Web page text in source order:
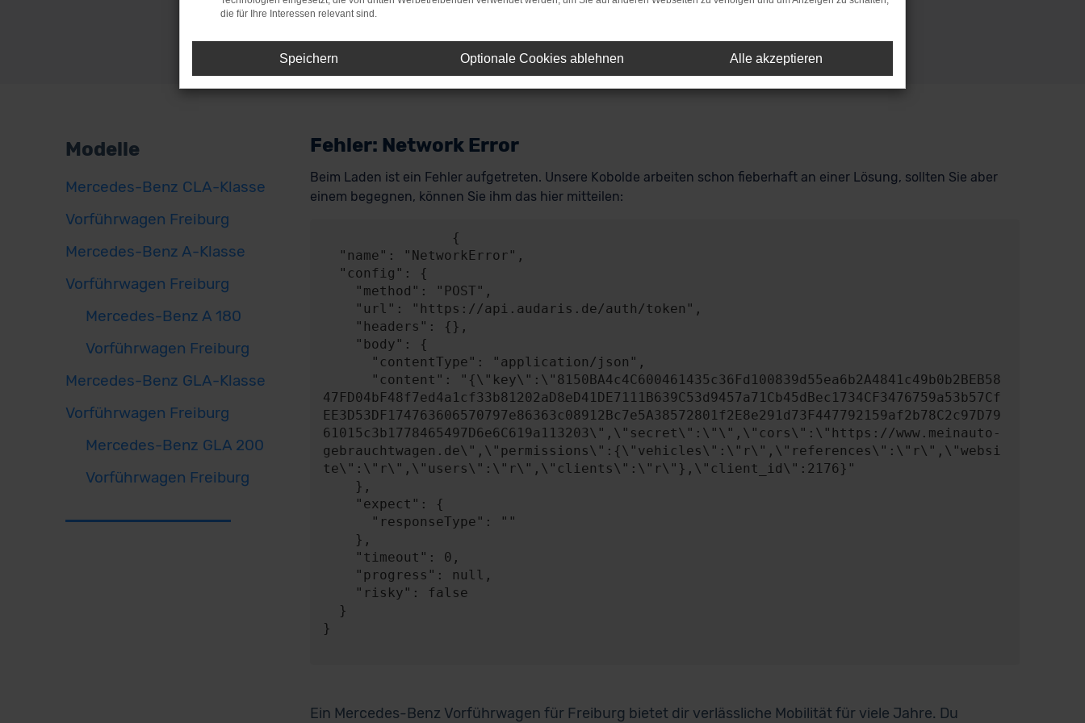
Modelle
Mercedes-Benz CLA-Klasse
Vorführwagen Freiburg
Mercedes-Benz A-Klasse
Vorführwagen Freiburg
Mercedes-Benz A 180
Vorführwagen Freiburg
Mercedes-Benz GLA-Klasse
Vorführwagen Freiburg
Mercedes-Benz GLA 200
Vorführwagen Freiburg
Fehler: Network Error
Beim Laden ist ein Fehler aufgetreten. Unsere Kobolde arbeiten schon fieberhaft an einer Lösung, sollten Sie aber
einem begegnen, können Sie ihm das hier mitteilen:
47FD04bF48f7ed4a1cf33b81202aD8eD41DE7111B639C53d9457a71Cb45dBec1734CF3476759a53b57Cf
EE3D53DF174763606570797e86363c08912Bc7e5A38572801f2E8e291d73F447792159af2b78C2c97D79
61015c3b1778465497D6e6C619a113203\",\"secret\":\"\",\"cors\":\"https://www.meinauto-
gebrauchtwagen.de\",\"permissions\":{\"vehicles\":\"r\",\"references\":\"r\",\"websi
te\":\"r\",\"users\":\"r\",\"clients\":\"r\"},\"client_id\":2176}"
}
Ein Mercedes-Benz Vorführwagen für Freiburg bietet dir verlässliche Mobilität für viele Jahre. Du
die für Ihre Interessen relevant sind.
Speichern Optionale Cookies ablehnen Alle akzeptieren